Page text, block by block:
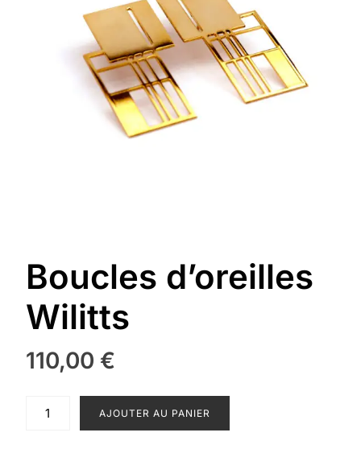
Boucles d’oreilles
Wilitts
110,00 €
AJOUTER AU PANIER